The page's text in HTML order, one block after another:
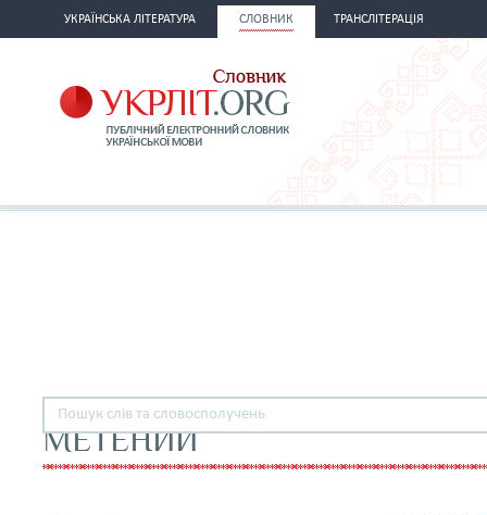
УКРАЇНСЬКА ЛІТЕРАТУРА СЛОВНИК ТРАНСЛІТЕРАЦІЯ
МЕТЕНИЙ